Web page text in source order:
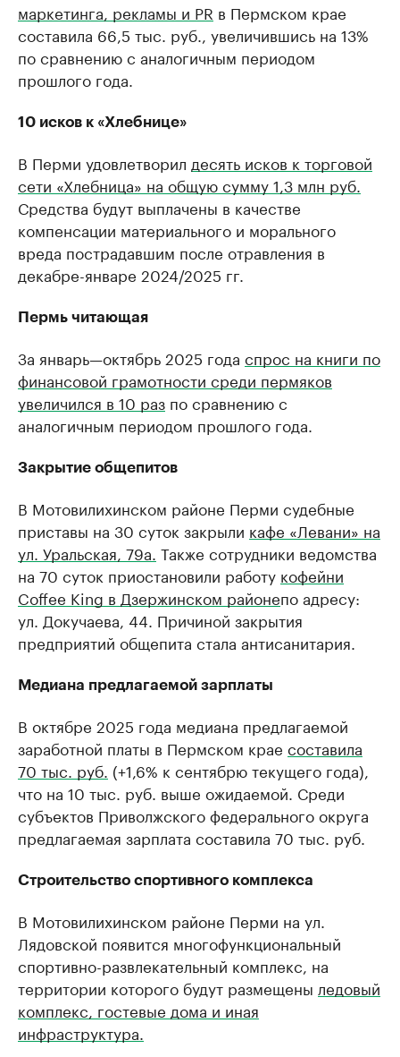
маркетинга, рекламы и PR в Пермском крае
составила 66,5 тыс. руб., увеличившись на 13%
по сравнению с аналогичным периодом
прошлого года.
10 исков к «Хлебнице»
В Перми удовлетворил десять исков к торговой
сети «Хлебница» на общую сумму 1,3 млн руб.
Средства будут выплачены в качестве
компенсации материального и морального
вреда пострадавшим после отравления в
декабре-январе 2024/2025 гг.
Пермь читающая
За январь—октябрь 2025 года спрос на книги по
финансовой грамотности среди пермяков
увеличился в 10 раз по сравнению с
аналогичным периодом прошлого года.
Закрытие общепитов
В Мотовилихинском районе Перми судебные
приставы на 30 суток закрыли кафе «Левани» на
ул. Уральская, 79а. Также сотрудники ведомства
на 70 суток приостановили работу кофейни
Coffee King в Дзержинском районепо адресу:
ул. Докучаева, 44. Причиной закрытия
предприятий общепита стала антисанитария.
Медиана предлагаемой зарплаты
В октябре 2025 года медиана предлагаемой
заработной платы в Пермском крае составила
70 тыс. руб. (+1,6% к сентябрю текущего года),
что на 10 тыс. руб. выше ожидаемой. Среди
субъектов Приволжского федерального округа
предлагаемая зарплата составила 70 тыс. руб.
Строительство спортивного комплекса
В Мотовилихинском районе Перми на ул.
Лядовской появится многофункциональный
спортивно-развлекательный комплекс, на
территории которого будут размещены ледовый
комплекс, гостевые дома и иная
инфраструктура.